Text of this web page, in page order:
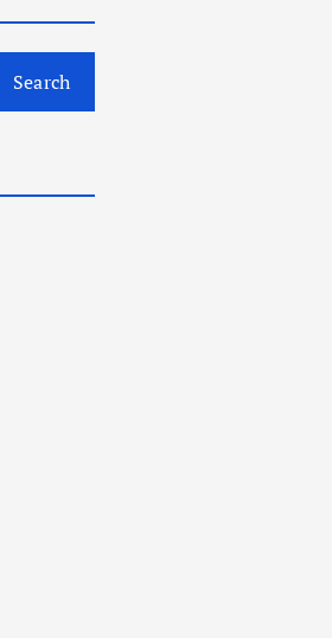
Search